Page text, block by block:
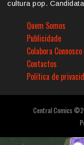
cultura pop.
Quem Somos
Publicidade
Colabora Connosco
Contactos
Política de
Central Comics